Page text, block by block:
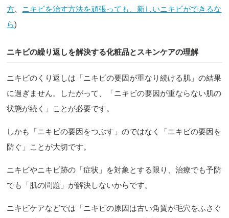
方
ニキビを治す方法を頑張っても、新しいニキビができるな
ら)
ニキビの繰り返しを解決する化粧品とスキンケアの理解
ニキビのくり返しは「ニキビの要因が重なり続ける肌」の結果
に過ぎません。したがって、「ニキビの要因が重ならない肌の
状態が続く」ことが必要です。
しかも「ニキビの要因をつぶす」のではなく「ニキビの要因を
防ぐ」ことが大切です。
ニキビやニキビ跡の「症状」を対象とする限り、治療でも予防
でも「肌の問題」が解決しないからです。
ニキビケアなどでは「ニキビの原因は古い角質が毛穴をふさぐ